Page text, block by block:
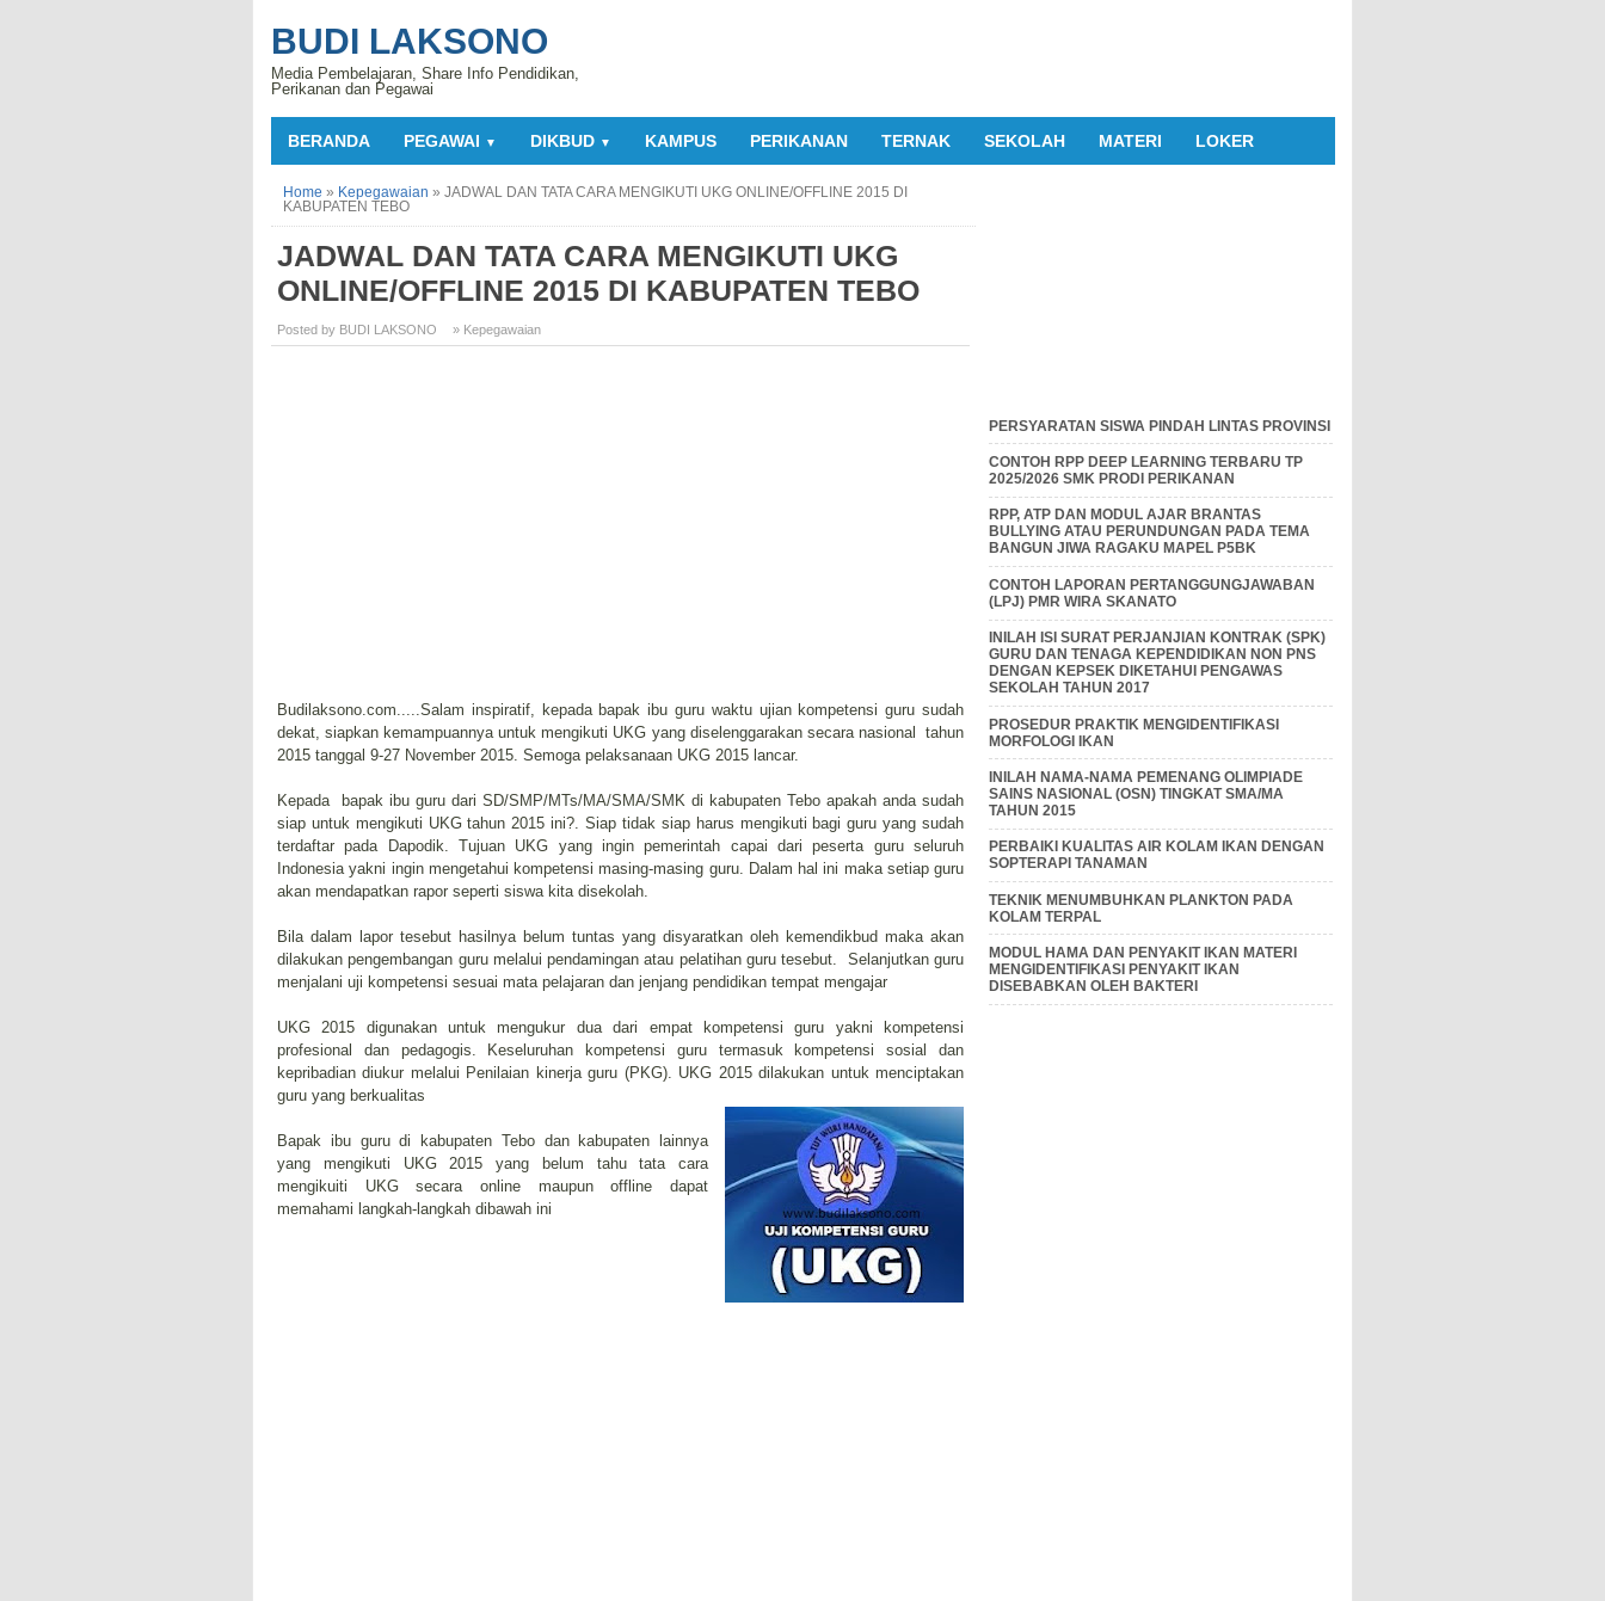
BUDI LAKSONO
Media Pembelajaran, Share Info Pendidikan,
Perikanan dan Pegawai
BERANDA PEGAWAI ▼ DIKBUD ▼ KAMPUS PERIKANAN TERNAK SEKOLAH MATERI LOKER
Home » Kepegawaian » JADWAL DAN TATA CARA MENGIKUTI UKG ONLINE/OFFLINE 2015 DI
KABUPATEN TEBO
JADWAL DAN TATA CARA MENGIKUTI UKG
ONLINE/OFFLINE 2015 DI KABUPATEN TEBO
Posted by BUDI LAKSONO » Kepegawaian
Budilaksono.com.....Salam inspiratif, kepada bapak ibu guru waktu ujian kompetensi guru sudah
dekat, siapkan kemampuannya untuk mengikuti UKG yang diselenggarakan secara nasional tahun
2015 tanggal 9-27 November 2015. Semoga pelaksanaan UKG 2015 lancar.
Kepada bapak ibu guru dari SD/SMP/MTs/MA/SMA/SMK di kabupaten Tebo apakah anda sudah
siap untuk mengikuti UKG tahun 2015 ini?. Siap tidak siap harus mengikuti bagi guru yang sudah
terdaftar pada Dapodik. Tujuan UKG yang ingin pemerintah capai dari peserta guru seluruh
Indonesia yakni ingin mengetahui kompetensi masing-masing guru. Dalam hal ini maka setiap guru
akan mendapatkan rapor seperti siswa kita disekolah.
Bila dalam lapor tesebut hasilnya belum tuntas yang disyaratkan oleh kemendikbud maka akan
dilakukan pengembangan guru melalui pendamingan atau pelatihan guru tesebut. Selanjutkan guru
menjalani uji kompetensi sesuai mata pelajaran dan jenjang pendidikan tempat mengajar
UKG 2015 digunakan untuk mengukur dua dari empat kompetensi guru yakni kompetensi
profesional dan pedagogis. Keseluruhan kompetensi guru termasuk kompetensi sosial dan
kepribadian diukur melalui Penilaian kinerja guru (PKG). UKG 2015 dilakukan untuk menciptakan
guru yang berkualitas
Bapak ibu guru di kabupaten Tebo dan kabupaten lainnya
yang mengikuti UKG 2015 yang belum tahu tata cara
mengikuiti UKG secara online maupun offline dapat
memahami langkah-langkah dibawah ini
PERSYARATAN SISWA PINDAH LINTAS PROVINSI
CONTOH RPP DEEP LEARNING TERBARU TP
2025/2026 SMK PRODI PERIKANAN
RPP, ATP DAN MODUL AJAR BRANTAS
BULLYING ATAU PERUNDUNGAN PADA TEMA
BANGUN JIWA RAGAKU MAPEL P5BK
CONTOH LAPORAN PERTANGGUNGJAWABAN
(LPJ) PMR WIRA SKANATO
INILAH ISI SURAT PERJANJIAN KONTRAK (SPK)
GURU DAN TENAGA KEPENDIDIKAN NON PNS
DENGAN KEPSEK DIKETAHUI PENGAWAS
SEKOLAH TAHUN 2017
PROSEDUR PRAKTIK MENGIDENTIFIKASI
MORFOLOGI IKAN
INILAH NAMA-NAMA PEMENANG OLIMPIADE
SAINS NASIONAL (OSN) TINGKAT SMA/MA
TAHUN 2015
PERBAIKI KUALITAS AIR KOLAM IKAN DENGAN
SOPTERAPI TANAMAN
TEKNIK MENUMBUHKAN PLANKTON PADA
KOLAM TERPAL
MODUL HAMA DAN PENYAKIT IKAN MATERI
MENGIDENTIFIKASI PENYAKIT IKAN
DISEBABKAN OLEH BAKTERI